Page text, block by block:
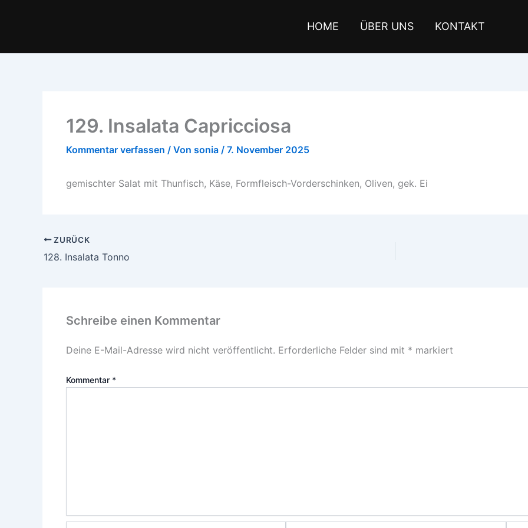
HOME ÜBER UNS KONTAKT
129. Insalata Capricciosa
Kommentar verfassen / Von sonia / 7. November 2025
gemischter Salat mit Thunfisch, Käse, Formfleisch-Vorderschinken, Oliven, gek. Ei
ZURÜCK
128. Insalata Tonno
Schreibe einen Kommentar
Deine E-Mail-Adresse wird nicht veröffentlicht. Erforderliche Felder sind mit * markiert
Kommentar *